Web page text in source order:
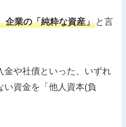
企業の「純粋な資産」 と言
金や社債といった、いずれ
い資金を「他人資本(負